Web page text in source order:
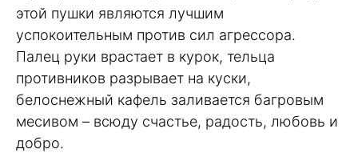
этой пушки являются лучшим
успокоительным против сил агрессора.
Палец руки врастает в курок, тельца
противников разрывает на куски,
белоснежный кафель заливается багровым
месивом – всюду счастье, радость, любовь и
добро.